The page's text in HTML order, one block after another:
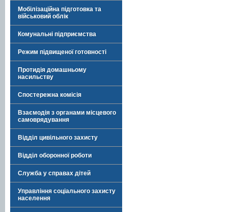
Мобілізаційна підготовка та
військовий облік
Комунальні підприємства
Режим підвищеної готовності
Протидія домашньому
насильству
Спостережна комісія
Взаємодія з органами місцевого
самоврядування
Відділ цивільного захисту
Відділ оборонної роботи
Служба у справах дітей
Управління соціального захисту
населення